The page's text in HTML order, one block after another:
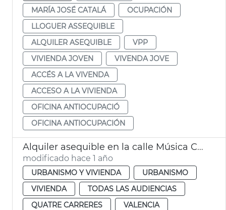
MARÍA JOSÉ CATALÁ
OCUPACIÓN
LLOGUER ASSEQUIBLE
ALQUILER ASEQUIBLE
VPP
VIVIENDA JOVEN
VIVENDA JOVE
ACCÉS A LA VIVENDA
ACCESO A LA VIVIENDA
OFICINA ANTIOCUPACIÓ
OFICINA ANTIOCUPACIÓN
Alquiler asequible en la calle Música Chapí València
modificado hace 1 año
URBANISMO Y VIVIENDA
URBANISMO
VIVIENDA
TODAS LAS AUDIENCIAS
QUATRE CARRERES
VALENCIA